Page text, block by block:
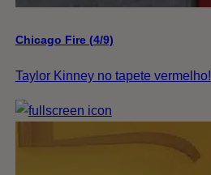
Chicago Fire (4/9)
Taylor Kinney no tapete vermelho!